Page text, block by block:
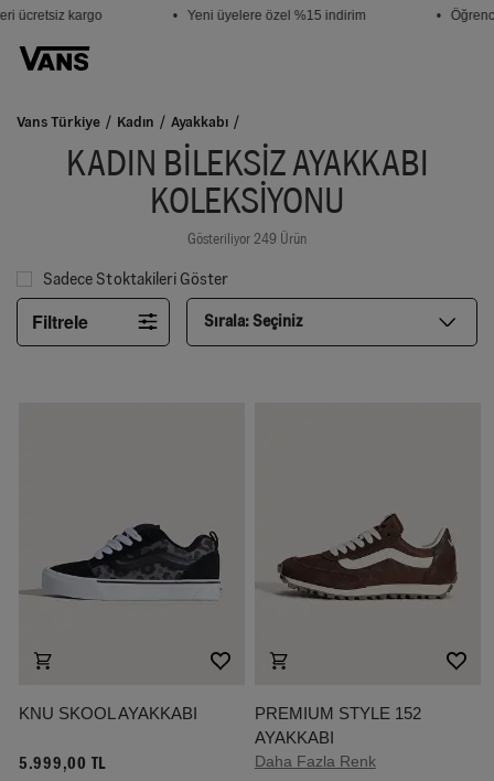
kargo • Yeni üyelere özel %15 indirim •
Vans Türkiye Kadın Ayakkabı
KADIN BILEKSIZ AYAKKABI
KOLEKSIYONU
Gösteriliyor 249 Ürün
Sadece Stoktakileri Göster
Filtrele Sırala:Seçiniz
KNU SKOOL AYAKKABI
5.999,00 TL
PREMIUM STYLE 152
AYAKKABI
Daha Fazla Renk